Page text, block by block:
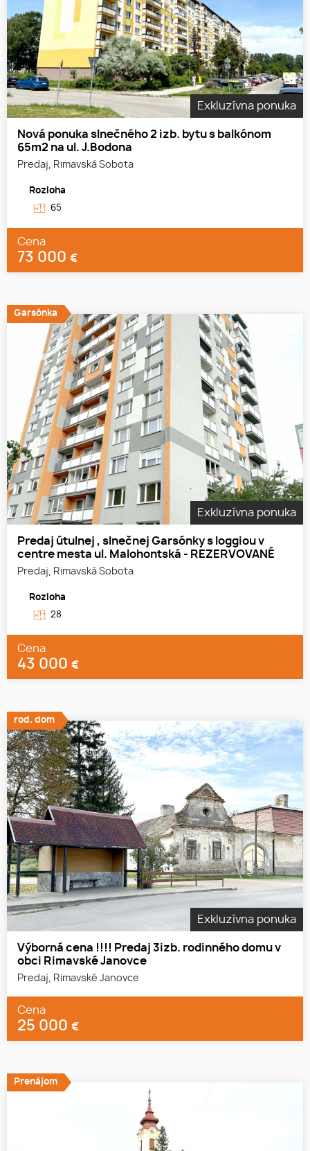
Exkluzívna ponuka
Nová ponuka slnečného 2 izb. bytu s balkónom
65m2 na ul. J.Bodona
Predaj, Rimavská Sobota
Rozloha
65
Cena
73 000 €
Exkluzívna ponuka
Predaj útulnej , slnečnej Garsónky s loggiou v
centre mesta ul. Malohontská - REZERVOVANÉ
Predaj, Rimavská Sobota
Rozloha
28
Cena
43 000 €
Garsónka
Exkluzívna ponuka
Výborná cena !!!! Predaj 3izb. rodinného domu v
obci Rimavské Janovce
Predaj, Rimavské Janovce
Cena
25 000 €
rod. dom
Prenájom